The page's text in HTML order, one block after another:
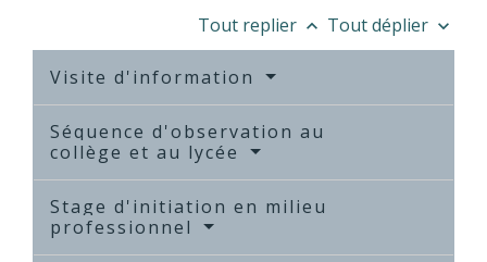
Tout replier keyboard_arrow_up Tout déplier keyboard_arrow_down
Visite d'information
Séquence d'observation au
collège et au lycée
Stage d'initiation en milieu
professionnel